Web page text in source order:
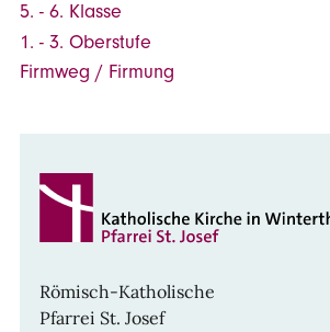
5. - 6. Klasse
1. - 3. Oberstufe
Firmweg / Firmung
Römisch-Katholische
Pfarrei St. Josef